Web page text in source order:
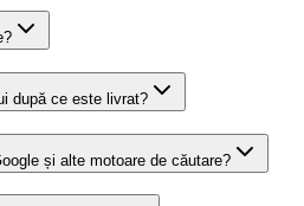
după ce este livrat?
și alte motoare de căutare?